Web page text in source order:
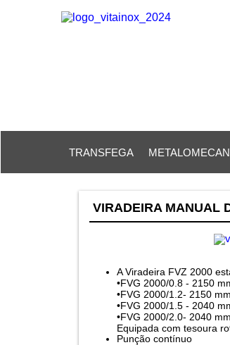
TRANSFEGA
VIRADEIRA MANUAL
A Viradeira FVZ 2000
•FVG 2000/0.8 - 2150
•FVG 2000/1.2- 2150
•FVG 2000/1.5 - 2040
•FVG 2000/2.0- 2040
Equipada com tesoura
Punção contínuo